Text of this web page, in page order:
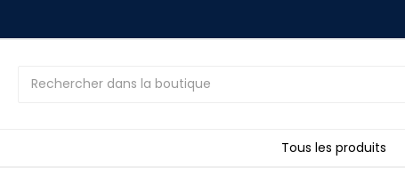
Rechercher
Tous les produits